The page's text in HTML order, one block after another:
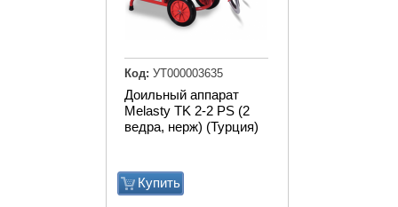
Доильный аппарат
Melasty TK 2-2 PS (2
ведра, нерж) (Турция)
Купить
Код: УТ000003635